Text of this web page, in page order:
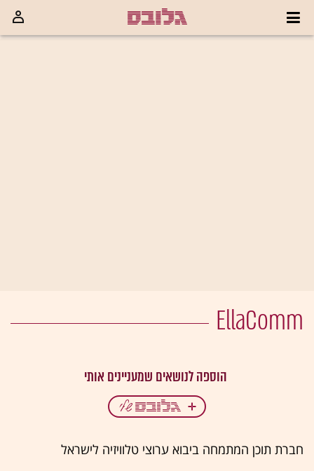
EllaComm
חברת תוכן המתמחה ביבוא ערוצי טלוויזיה לישראל